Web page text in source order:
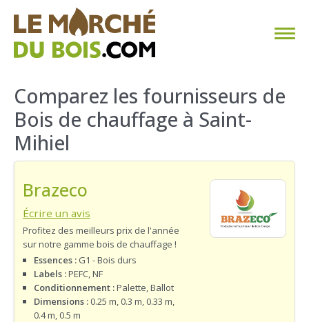
CHAUFFAGE AU BOIS
FAQ
CALCULER SA CONSOMMATION
TROUVER SON FOURNISSEUR
BLOG
ESPACE PRO
Comparez les fournisseurs de
Bois de chauffage à Saint-
Mihiel
Brazeco
Écrire un avis
Profitez des meilleurs prix de l'année
sur notre gamme bois de chauffage !
Essences : G1 - Bois durs
Labels :PEFC, NF
Conditionnement :Palette, Ballot
Dimensions : 0.25 m, 0.3 m, 0.33 m,
0.4 m, 0.5 m